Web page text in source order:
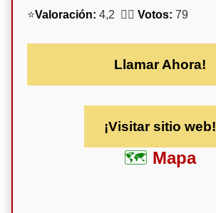
⭐Valoración: 4,2 🕵️‍♀️ Votos: 79
Llamar Ahora!
¡Visitar sitio web!
Mapa